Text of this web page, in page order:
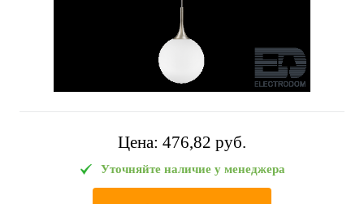
Цена: 476,82 pуб.
Уточняйте наличие у менеджера